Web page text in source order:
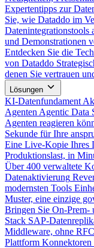
Expertentipps zur
Sie, wie Dataddo im
Datenintegrationstools
und Demonstrationen
Entdecken Sie die
von Dataddo
denen Sie vertrauen
Lösungen
KI-Datenfundament
Agenten Agentic Data
Agenten reagieren
Sekunde für Ihre
Eine Live-Kopie Ihres
Produktionslast, in
Über 400 verwaltete
Datenaktivierung
modernsten Tools
Muster, eine einzige
Bringen Sie On-Prem-
Stack SAP-
Middleware, ohne RFC
Plattform Konnektoren